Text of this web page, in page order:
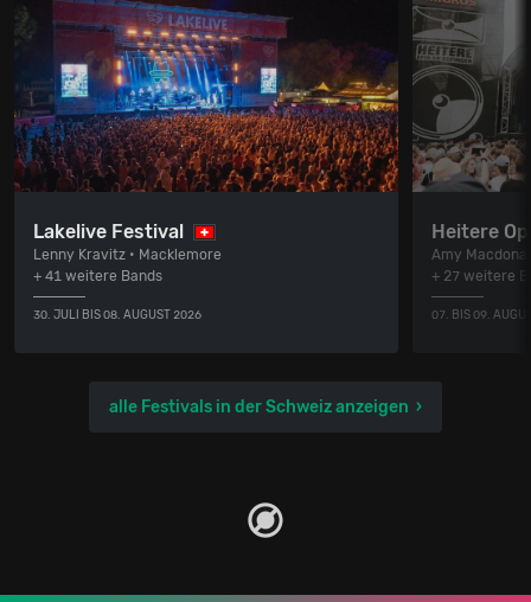
Lakelive Festival
Lenny Kravitz • Macklemore
+ 41 weitere Bands
30. JULI BIS 08. AUGUST 2026
Heitere
Amy
+ 27 weitere
07. BIS 09.
alle Festivals in der Schweiz anzeigen